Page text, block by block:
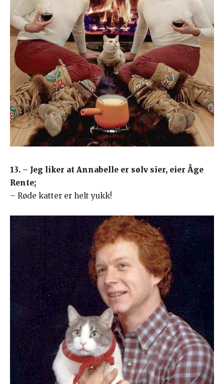
13. – Jeg liker at Annabelle er sølv sier, eier Åge
Rente;
– Røde katter er helt yukk!